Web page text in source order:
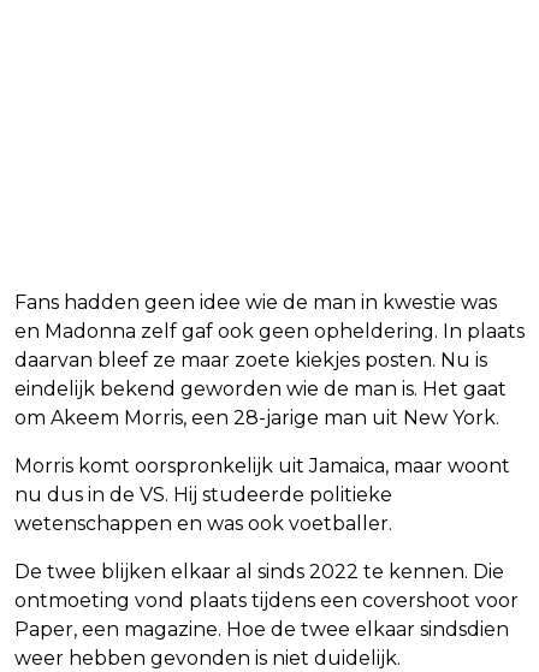
Fans hadden geen idee wie de man in kwestie was
en Madonna zelf gaf ook geen opheldering. In plaats
daarvan bleef ze maar zoete kiekjes posten. Nu is
eindelijk bekend geworden wie de man is. Het gaat
om Akeem Morris, een 28-jarige man uit New York.
Morris komt oorspronkelijk uit Jamaica, maar woont
nu dus in de VS. Hij studeerde politieke
wetenschappen en was ook voetballer.
De twee blijken elkaar al sinds 2022 te kennen. Die
ontmoeting vond plaats tijdens een covershoot voor
Paper, een magazine. Hoe de twee elkaar sindsdien
weer hebben gevonden is niet duidelijk.